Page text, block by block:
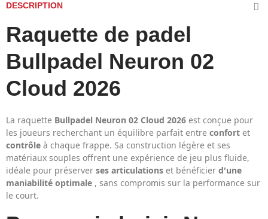
DESCRIPTION
Raquette de padel
Bullpadel Neuron 02
Cloud 2026
La raquette Bullpadel Neuron 02 Cloud 2026 est conçue pour
les joueurs recherchant un équilibre parfait entre confort et
contrôle à chaque frappe. Sa construction légère et ses
matériaux souples offrent une expérience de jeu plus fluide,
idéale pour préserver ses articulations et bénéficier d'une
maniabilité optimale , sans compromis sur la performance sur
le court.